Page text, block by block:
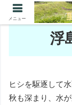
浮
ヒシを駆逐して
秋も深まり、水
メニュー